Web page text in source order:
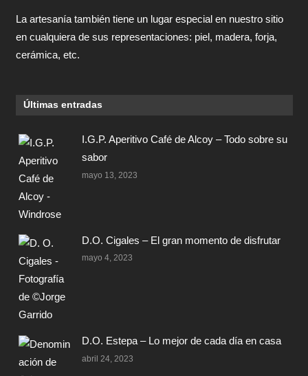
La artesanía también tiene un lugar especial en nuestro sitio
en cualquiera de sus representaciones: piel, madera, forja,
cerámica, etc.
Últimas entradas
I.G.P. Aperitivo Café de Alcoy – Todo sobre su
sabor
mayo 13, 2023
D.O. Cigales – El gran momento de disfrutar
mayo 4, 2023
D.O. Estepa – Lo mejor de cada día en casa
abril 24, 2023